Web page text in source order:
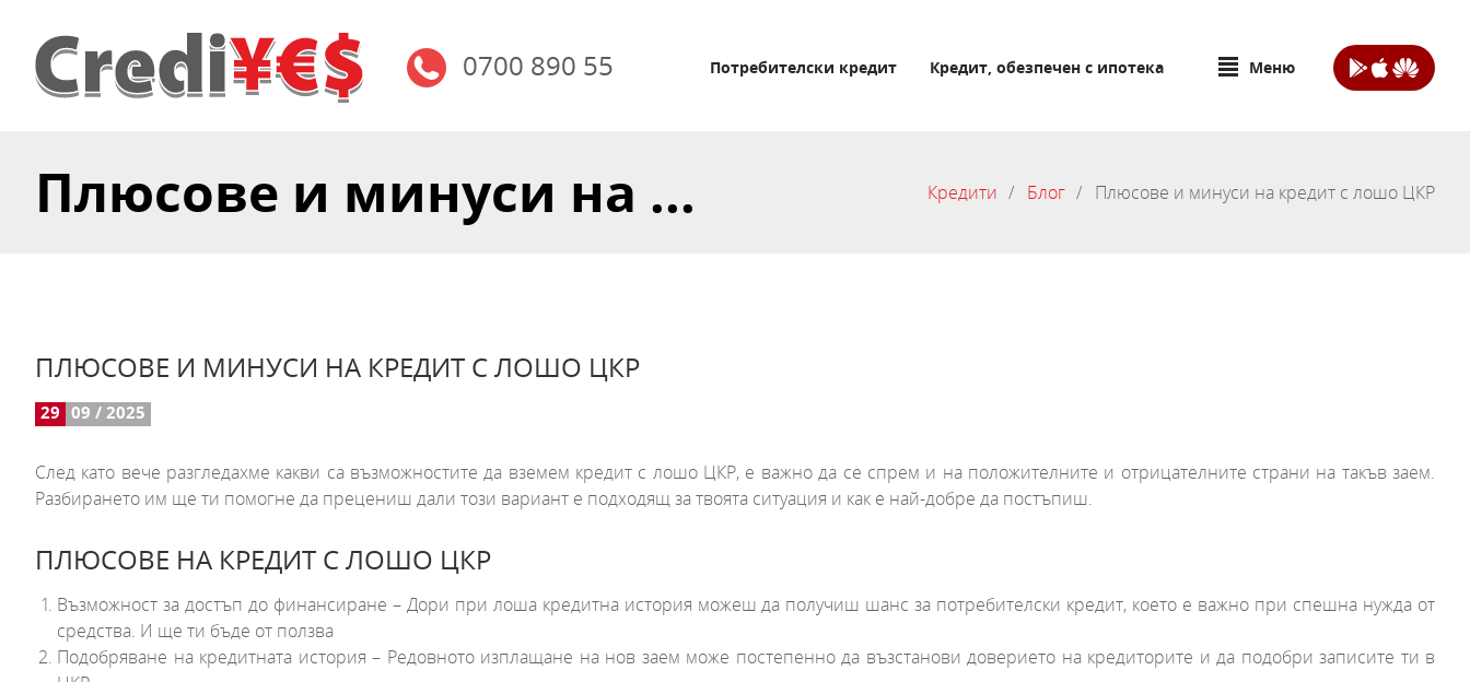
0700 890 55 Меню
Потребителски кредит Кредит, обезпечен с ипотека
Плюсове и минуси на ... Кредити Блог Плюсове и минуси на кредит с лошо ЦКР
ПЛЮСОВЕ И МИНУСИ НА КРЕДИТ С ЛОШО ЦКР
29 09 / 2025
След като вече разгледахме какви са възможностите да вземем кредит с лошо ЦКР, е важно да се спрем и на положителните и отрицателните страни на такъв заем.
Разбирането им ще ти помогне да прецениш дали този вариант е подходящ за твоята ситуация и как е най-добре да постъпиш.
ПЛЮСОВЕ НА КРЕДИТ С ЛОШО ЦКР
Възможност за достъп до финансиране – Дори при лоша кредитна история можеш да получиш шанс за потребителски кредит, което е важно при спешна нужда от
средства. И ще ти бъде от ползва
Подобряване на кредитната история – Редовното изплащане на нов заем може постепенно да възстанови доверието на кредиторите и да подобри записите ти в